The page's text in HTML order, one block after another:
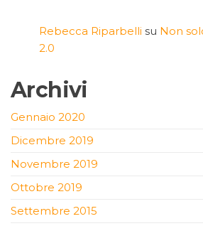
Rebecca Riparbelli su Non
2.0
Archivi
Gennaio 2020
Dicembre 2019
Novembre 2019
Ottobre 2019
Settembre 2015